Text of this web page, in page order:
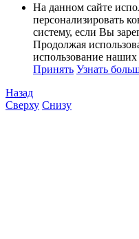
На данном сайте
персонализировать
систему, если Вы
Продолжая
использование
Принять Узнать
Назад
Сверху Снизу